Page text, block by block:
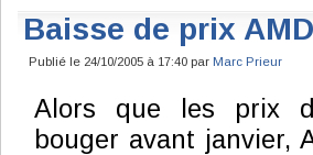
Baisse de prix AMD
Publié le 24/10/2005 à 17:40 par Marc Prieur
Alors que les prix
bouger avant janvier,